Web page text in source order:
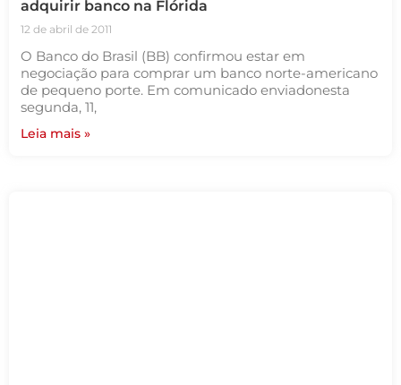
adquirir banco na Flórida
12 de abril de 2011
O Banco do Brasil (BB) confirmou estar em
negociação para comprar um banco norte-americano
de pequeno porte. Em comunicado enviadonesta
segunda, 11,
Leia mais »